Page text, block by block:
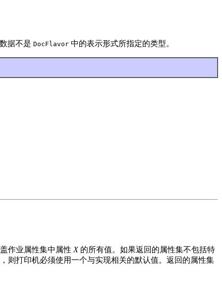
据不是 DocFlavor 中的表示形式所指定的类型。
作业属性集中属性 X的所有值。如果返回的属性集不包括特
则打印机必须使用一个与实现相关的默认值。返回的属性集